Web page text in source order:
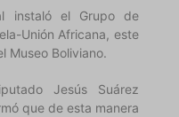
instaló el Grupo de
Unión Africana, este
Museo Boliviano.
Jesús Suárez
que de esta manera